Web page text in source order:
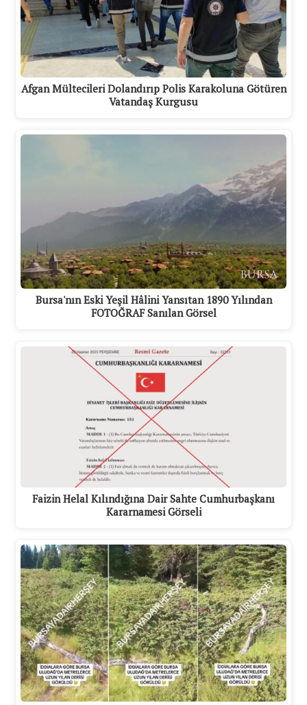
Afgan Mültecileri Dolandırıp Polis Karakoluna Götüren
Vatandaş Kurgusu
Bursa'nın Eski Yeşil Hâlini Yansıtan 1890 Yılından
FOTOĞRAF Sanılan Görsel
Faizin Helal Kılındığına Dair Sahte Cumhurbaşkanı
Kararnamesi Görseli